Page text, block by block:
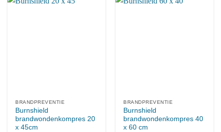
BRANDPREVENTIE
Burnshield
brandwondenkompres 20
x 45cm
BRANDPREVENTIE
Burnshield
brandwondenkompres 40
x 60 cm